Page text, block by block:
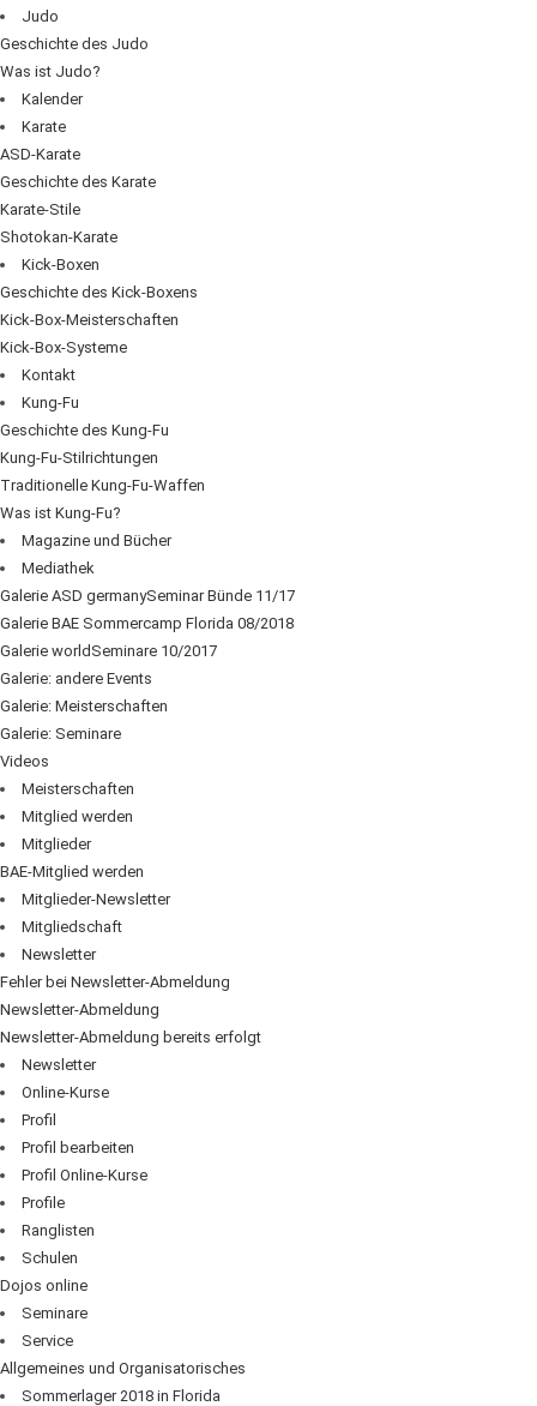
Judo
Geschichte des Judo
Was ist Judo?
Kalender
Karate
ASD-Karate
Geschichte des Karate
Karate-Stile
Shotokan-Karate
Kick-Boxen
Geschichte des Kick-Boxens
Kick-Box-Meisterschaften
Kick-Box-Systeme
Kontakt
Kung-Fu
Geschichte des Kung-Fu
Kung-Fu-Stilrichtungen
Traditionelle Kung-Fu-Waffen
Was ist Kung-Fu?
Magazine und Bücher
Mediathek
Galerie ASD germanySeminar Bünde 11/17
Galerie BAE Sommercamp Florida 08/2018
Galerie worldSeminare 10/2017
Galerie: andere Events
Galerie: Meisterschaften
Galerie: Seminare
Videos
Meisterschaften
Mitglied werden
Mitglieder
BAE-Mitglied werden
Mitglieder-Newsletter
Mitgliedschaft
Newsletter
Fehler bei Newsletter-Abmeldung
Newsletter-Abmeldung
Newsletter-Abmeldung bereits erfolgt
Newsletter
Online-Kurse
Profil
Profil bearbeiten
Profil Online-Kurse
Profile
Ranglisten
Schulen
Dojos online
Seminare
Service
Allgemeines und Organisatorisches
Sommerlager 2018 in Florida